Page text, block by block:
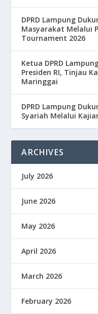
DPRD Lampung
Masyarakat Melalui
Tournament 2026
Ketua DPRD
Presiden RI, Tinjau
Maringgai
DPRD Lampung
Syariah Melalui
ARCHIVES
July 2026
June 2026
May 2026
April 2026
March 2026
February 2026